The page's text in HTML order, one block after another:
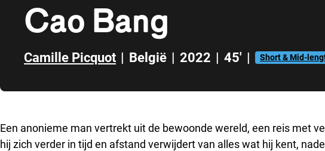
Cao Bang
Camille Picquot | België | 2022 | 45' | Short & Mid-
Een anonieme man vertrekt uit de bewoonde wereld, een reis met
hij zich verder in tijd en afstand verwijdert van alles wat hij kent,